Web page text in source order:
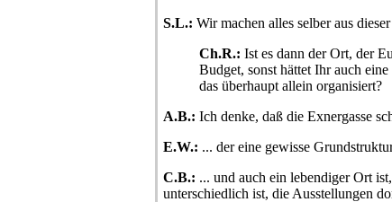
S.L.: Wir machen alles selber aus
Ch.R.: Ist es dann der Ort, der
Budget, sonst hättet Ihr auch
das überhaupt allein organisiert?
A.B.: Ich denke, daß die Exnergasse
E.W.: ... der eine gewisse
C.B.: ... und auch ein lebendiger Ort
unterschiedlich ist, die Ausstellungen